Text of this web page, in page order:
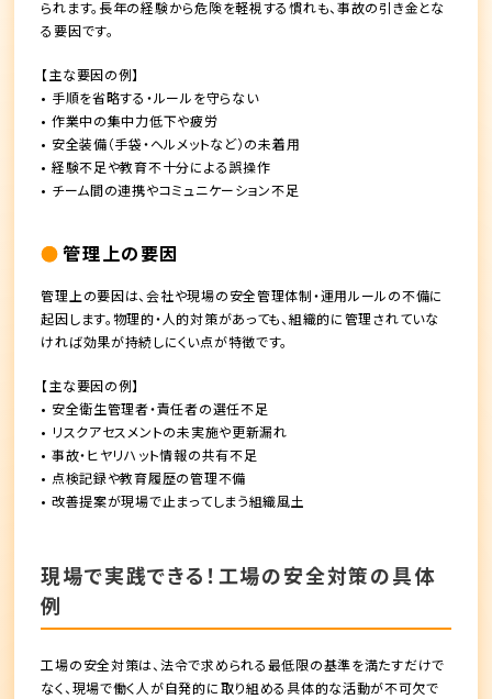
られます。長年の経験から危険を軽視する慣れも、事故の引き金とな
る要因です。
【主な要因の例】
• 手順を省略する・ルールを守らない
• 作業中の集中力低下や疲労
• 安全装備（手袋・ヘルメットなど）の未着用
• 経験不足や教育不十分による誤操作
• チーム間の連携やコミュニケーション不足
管理上の要因
管理上の要因は、会社や現場の安全管理体制・運用ルールの不備に
起因します。物理的・人的対策があっても、組織的に管理されていな
ければ効果が持続しにくい点が特徴です。
【主な要因の例】
• 安全衛生管理者・責任者の選任不足
• リスクアセスメントの未実施や更新漏れ
• 事故・ヒヤリハット情報の共有不足
• 点検記録や教育履歴の管理不備
• 改善提案が現場で止まってしまう組織風土
現場で実践できる！工場の安全対策の具体
例
工場の安全対策は、法令で求められる最低限の基準を満たすだけで
なく、現場で働く人が自発的に取り組める具体的な活動が不可欠で